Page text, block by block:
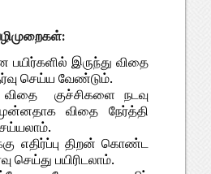
இருந்து விதை
செய்ய வேண்டும்.
விதை குச்சிகளை நடவு
விதை நேர்த்தி
எதிர்ப்பு திறன் கொண்ட
செய்து பயிரிடலாம்.